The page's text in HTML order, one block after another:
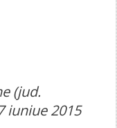
(jud.
iuniue 2015